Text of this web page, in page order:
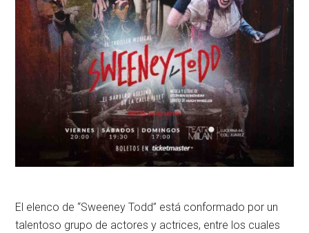
El elenco de “Sweeney Todd” está conformado por un
talentoso grupo de actores y actrices, entre los cuales